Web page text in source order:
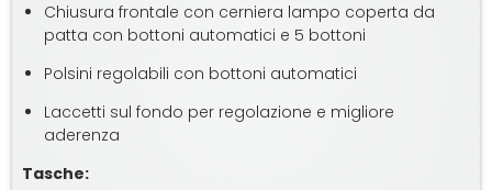
Chiusura frontale con cerniera lampo coperta da
patta con bottoni automatici e 5 bottoni
Polsini regolabili con bottoni automatici
Laccetti sul fondo per regolazione e migliore
aderenza
Tasche: